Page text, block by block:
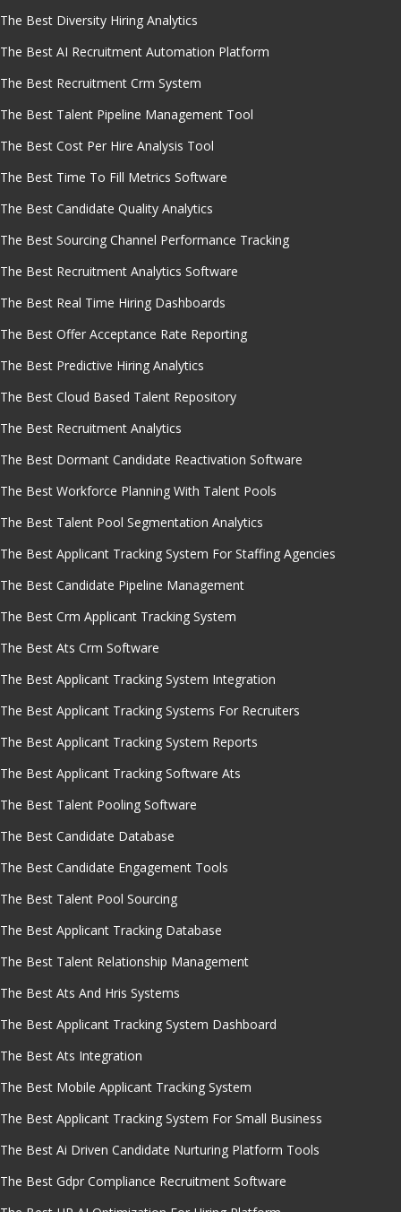
The Best Diversity Hiring Analytics
The Best AI Recruitment Automation Platform
The Best Recruitment Crm System
The Best Talent Pipeline Management Tool
The Best Cost Per Hire Analysis Tool
The Best Time To Fill Metrics Software
The Best Candidate Quality Analytics
The Best Sourcing Channel Performance Tracking
The Best Recruitment Analytics Software
The Best Real Time Hiring Dashboards
The Best Offer Acceptance Rate Reporting
The Best Predictive Hiring Analytics
The Best Cloud Based Talent Repository
The Best Recruitment Analytics
The Best Dormant Candidate Reactivation Software
The Best Workforce Planning With Talent Pools
The Best Talent Pool Segmentation Analytics
The Best Applicant Tracking System For Staffing Agencies
The Best Candidate Pipeline Management
The Best Crm Applicant Tracking System
The Best Ats Crm Software
The Best Applicant Tracking System Integration
The Best Applicant Tracking Systems For Recruiters
The Best Applicant Tracking System Reports
The Best Applicant Tracking Software Ats
The Best Talent Pooling Software
The Best Candidate Database
The Best Candidate Engagement Tools
The Best Talent Pool Sourcing
The Best Applicant Tracking Database
The Best Talent Relationship Management
The Best Ats And Hris Systems
The Best Applicant Tracking System Dashboard
The Best Ats Integration
The Best Mobile Applicant Tracking System
The Best Applicant Tracking System For Small Business
The Best Ai Driven Candidate Nurturing Platform Tools
The Best Gdpr Compliance Recruitment Software